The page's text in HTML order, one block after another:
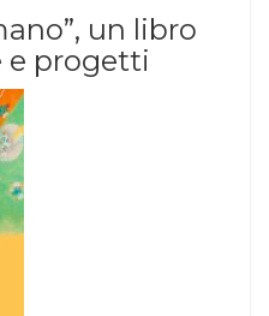
un libro
e progetti